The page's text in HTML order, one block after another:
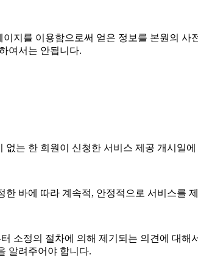
이지를 이용함으로써 얻은 정보를 본원의
여서는 안됩니다.
없는 한 회원이 신청한 서비스 제공 개시일
한 바에 따라 계속적, 안정적으로 서비스를
소정의 절차에 의해 제기되는 의견에 대
알려주어야 합니다.